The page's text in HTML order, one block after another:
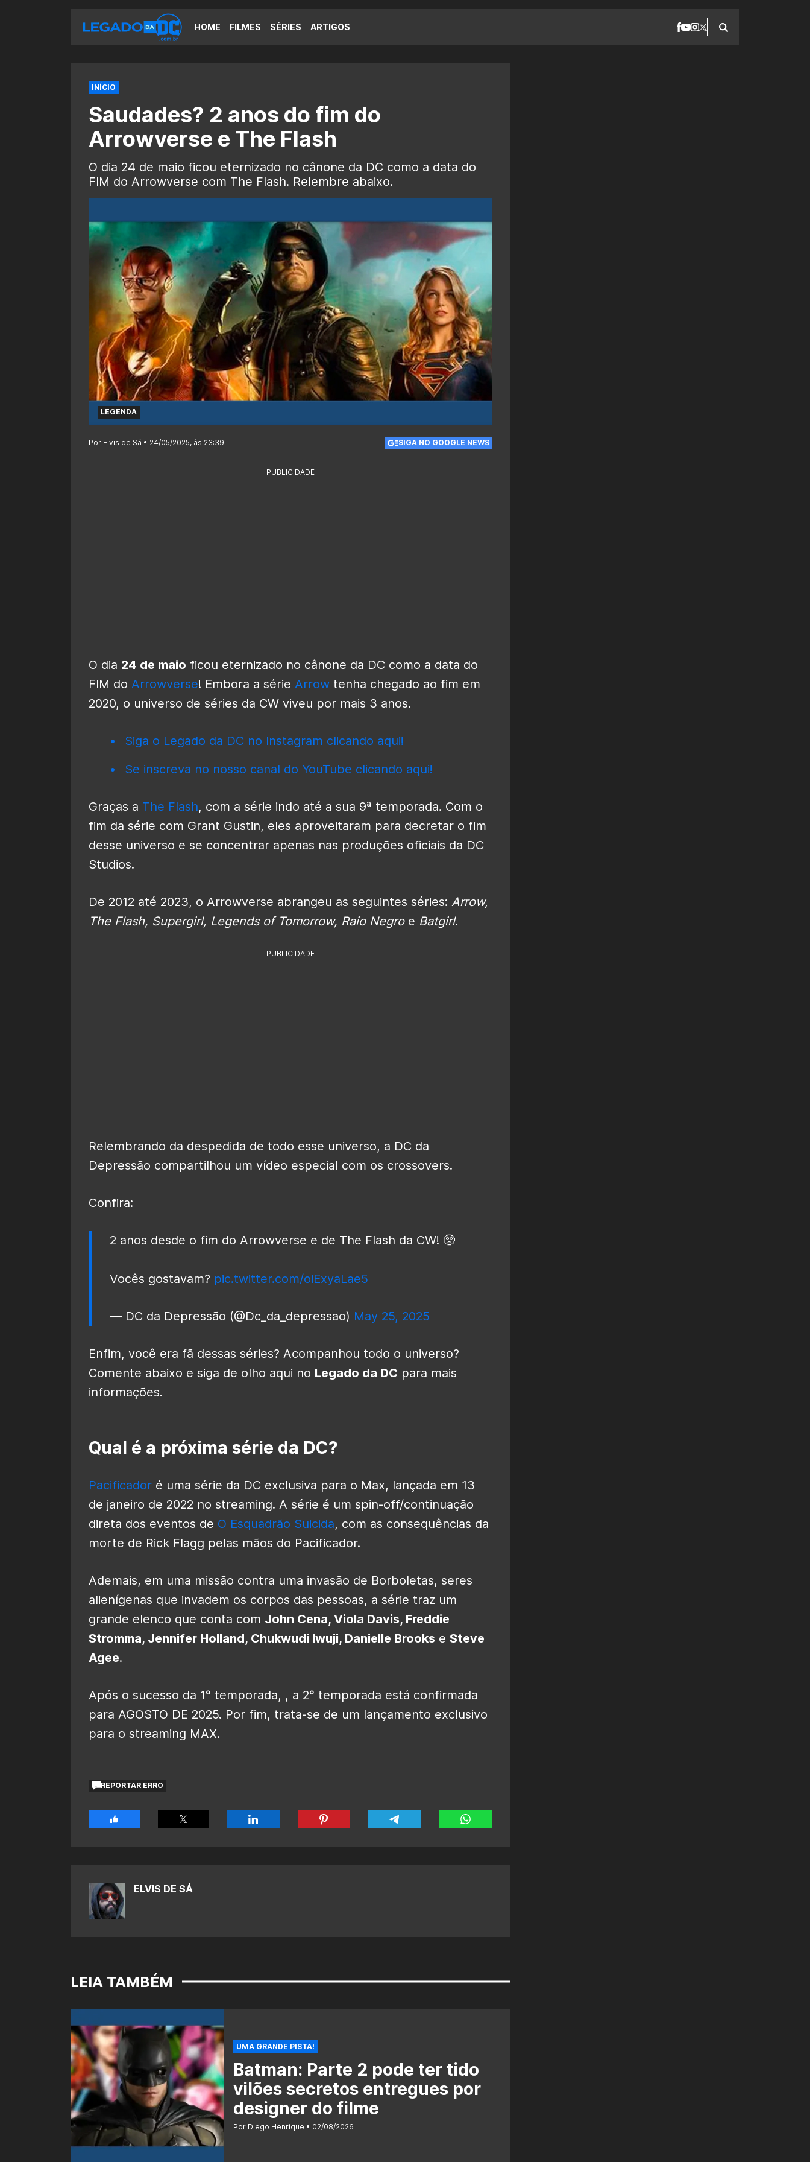
HOME FILMES SÉRIES ARTIGOS
INÍCIO
Saudades? 2 anos do fim do
Arrowverse e The Flash
O dia 24 de maio ficou eternizado no cânone da DC como a data do
FIM do Arrowverse com The Flash. Relembre abaixo.
LEGENDA
Por Elvis de Sá • 24/05/2025, às 23:39 SIGA NO GOOGLE NEWS
PUBLICIDADE
O dia 24 de maio ficou eternizado no cânone da DC como a data do
FIM do Arrowverse! Embora a série Arrow tenha chegado ao fim em
2020, o universo de séries da CW viveu por mais 3 anos.
Siga o Legado da DC no Instagram clicando aqui!
Se inscreva no nosso canal do YouTube clicando aqui!
Graças a The Flash, com a série indo até a sua 9ª temporada. Com o
fim da série com Grant Gustin, eles aproveitaram para decretar o fim
desse universo e se concentrar apenas nas produções oficiais da DC
Studios.
De 2012 até 2023, o Arrowverse abrangeu as seguintes séries: Arrow,
The Flash, Supergirl, Legends of Tomorrow, Raio Negroe Batgirl.
PUBLICIDADE
Relembrando da despedida de todo esse universo, a DC da
Depressão compartilhou um vídeo especial com os crossovers.
Confira:
2 anos desde o fim do Arrowverse e de The Flash da CW! 🥺
Vocês gostavam? pic.twitter.com/oiExyaLae5
— DC da Depressão (@Dc_da_depressao) May 25, 2025
Enfim, você era fã dessas séries? Acompanhou todo o universo?
Comente abaixo e siga de olho aqui no Legado da DC para mais
informações.
Qual é a próxima série da DC?
Pacificador é uma série da DC exclusiva para o Max, lançada em 13
de janeiro de 2022 no streaming. A série é um spin-off/continuação
direta dos eventos de O Esquadrão Suicida, com as consequências da
morte de Rick Flagg pelas mãos do Pacificador.
Ademais, em uma missão contra uma invasão de Borboletas, seres
alienígenas que invadem os corpos das pessoas, a série traz um
grande elenco que conta com John Cena, Viola Davis, Freddie
Stromma, Jennifer Holland, Chukwudi Iwuji, Danielle Brooks e Steve
Agee.
Após o sucesso da 1° temporada, , a 2° temporada está confirmada
para AGOSTO DE 2025. Por fim, trata-se de um lançamento exclusivo
para o streaming MAX.
REPORTAR ERRO
ELVIS DE SÁ
LEIA TAMBÉM
UMA GRANDE PISTA!
Batman: Parte 2 pode ter tido
vilões secretos entregues por
designer do filme
Por Diego Henrique 02/08/2026